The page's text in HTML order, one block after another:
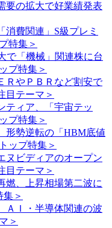
要の拡大で好業績発表
消費関連」S級プレミ
特集＞
で「機械」関連株に台
プ特集＞
ＲやＰＢＲなど割安で
目テーマ＞
ティア、「宇宙テッ
プ特集＞
形勢逆転の「HBM底値
ップ特集＞
ヌビディアのオープン
目テーマ＞
燃、上昇相場第二波に
＞
ＡＩ・半導体関連の波
＞